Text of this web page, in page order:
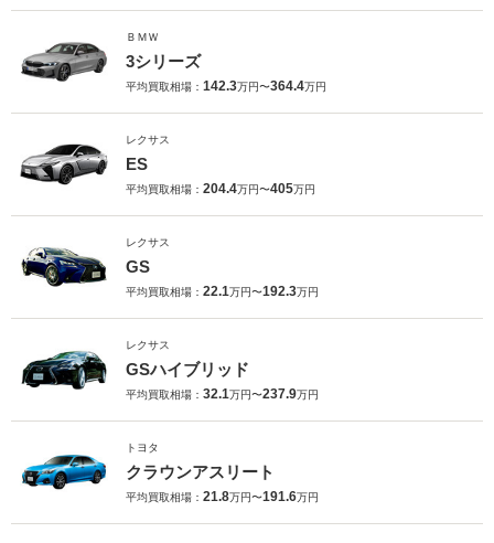
ＢＭＷ
3シリーズ
平均買取相場： 142.3万円〜364.4万円
レクサス
ES
平均買取相場： 204.4万円〜405万円
レクサス
GS
平均買取相場： 22.1万円〜192.3万円
レクサス
GSハイブリッド
平均買取相場： 32.1万円〜237.9万円
トヨタ
クラウンアスリート
平均買取相場： 21.8万円〜191.6万円